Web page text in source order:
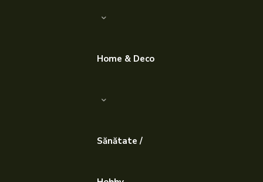
Home & Deco
Sănătate /